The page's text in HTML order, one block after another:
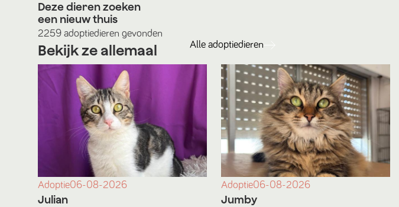
Deze dieren zoeken
een nieuw thuis
2259 adoptiedieren gevonden
Bekijk ze allemaal Alle adoptiedieren
Adoptie06-08-2026
Julian
Adoptie06-08-2026
Jumby